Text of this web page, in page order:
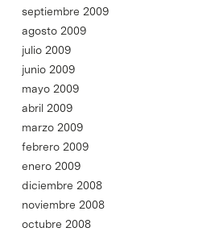
septiembre 2009
agosto 2009
julio 2009
junio 2009
mayo 2009
abril 2009
marzo 2009
febrero 2009
enero 2009
diciembre 2008
noviembre 2008
octubre 2008